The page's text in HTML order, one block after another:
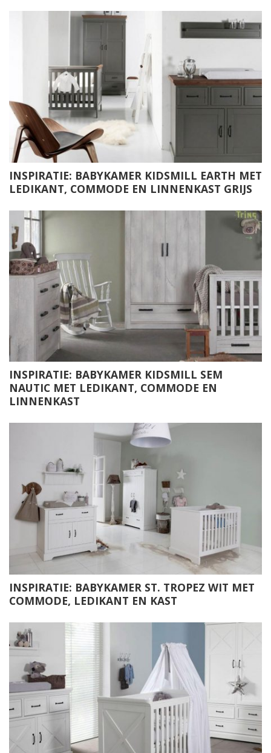
INSPIRATIE: BABYKAMER KIDSMILL EARTH MET
LEDIKANT, COMMODE EN LINNENKAST GRIJS
INSPIRATIE: BABYKAMER KIDSMILL SEM
NAUTIC MET LEDIKANT, COMMODE EN
LINNENKAST
INSPIRATIE: BABYKAMER ST. TROPEZ WIT MET
COMMODE, LEDIKANT EN KAST